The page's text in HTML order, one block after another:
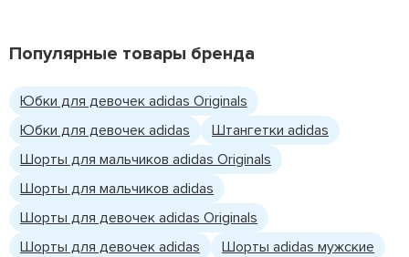
Популярные товары бренда
Юбки для девочек adidas Originals
Юбки для девочек adidas
Штангетки adidas
Шорты для мальчиков adidas Originals
Шорты для мальчиков adidas
Шорты для девочек adidas Originals
Шорты для девочек adidas
Шорты adidas мужские